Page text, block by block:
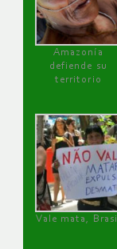
Amazonía
defiende su
territorio
Vale mata, Brasil